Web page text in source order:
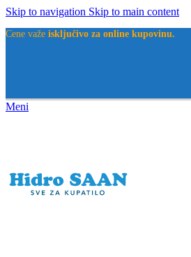
Skip to navigation Skip to main content
Cene važe isključivo za online kupovinu.
Meni